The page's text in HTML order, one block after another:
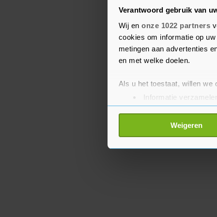
Verantwoord gebruik van
Wij en onze 1022 partners
cookies om informatie op
metingen aan advertenties
en met welke doelen.
Als u het toestaat, willen we
Informatie
Uw apparaat
Lees meer over hoe uw
toestemming op elk
Weigeren
GGD-baas André
groepen uit te nodigen
voorraad AstraZeneca-
kunnen worden. Dat